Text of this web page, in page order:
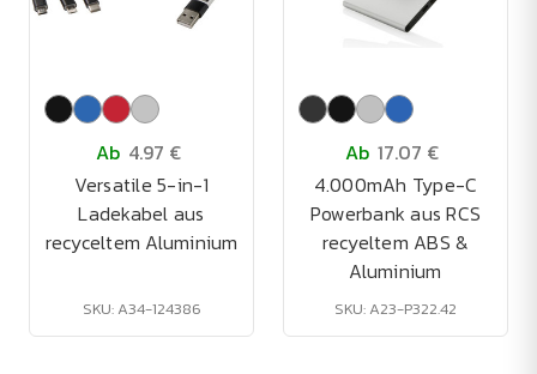
Ab 4.97 €
Versatile 5-in-1
Ladekabel aus
recyceltem Aluminium
SKU: A34-124386
Ab 17.07 €
4.000mAh Type-C
Powerbank aus RCS
recyeltem ABS &
Aluminium
SKU: A23-P322.42